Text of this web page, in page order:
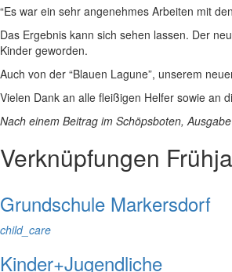
“Es war ein sehr angenehmes Arbeiten mit
Das Ergebnis kann sich sehen lassen. Der
Kinder geworden.
Auch von der “Blauen Lagune”, unserem
Vielen Dank an alle fleißigen Helfer sowie an
Nach einem Beitrag im Schöpsboten,
Verknüpfungen
Grundschule Markersdorf
child_care
Kinder+Jugendliche